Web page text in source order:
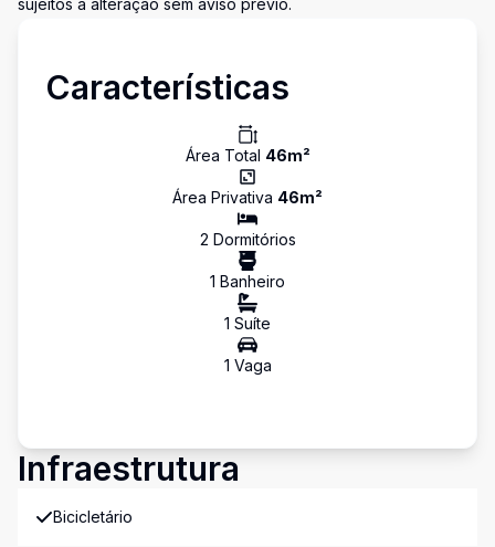
sujeitos a alteração sem aviso prévio.
Características
Área Total 46m²
Área Privativa 46m²
2 Dormitórios
1 Banheiro
1 Suíte
1 Vaga
Infraestrutura
Bicicletário